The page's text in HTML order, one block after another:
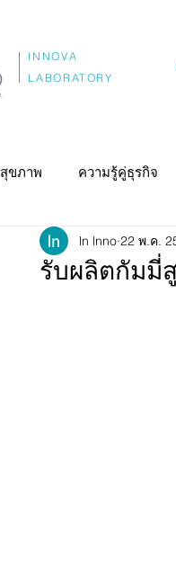
INNOVA
LABORATORY
สุขภาพ ความรู้คู่ธุรกิจ
รับผลิตกัมมี่
ln lnno 22 พ.ค.